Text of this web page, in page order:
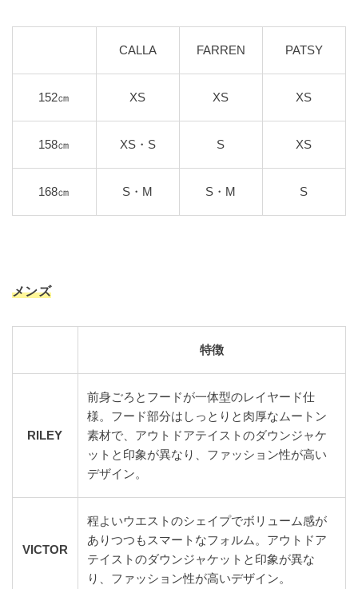
CALLA FARREN PATSY
152㎝ XS XS XS
158㎝ XS・S S XS
168㎝ S・M S・M S
メンズ
特徴
RILEY
前身ごろとフードが一体型のレイヤード仕
様。フード部分はしっとりと肉厚なムートン
素材で、アウトドアテイストのダウンジャケ
ットと印象が異なり、ファッション性が高い
デザイン。
VICTOR
程よいウエストのシェイプでボリューム感が
ありつつもスマートなフォルム。アウトドア
テイストのダウンジャケットと印象が異な
り、ファッション性が高いデザイン。